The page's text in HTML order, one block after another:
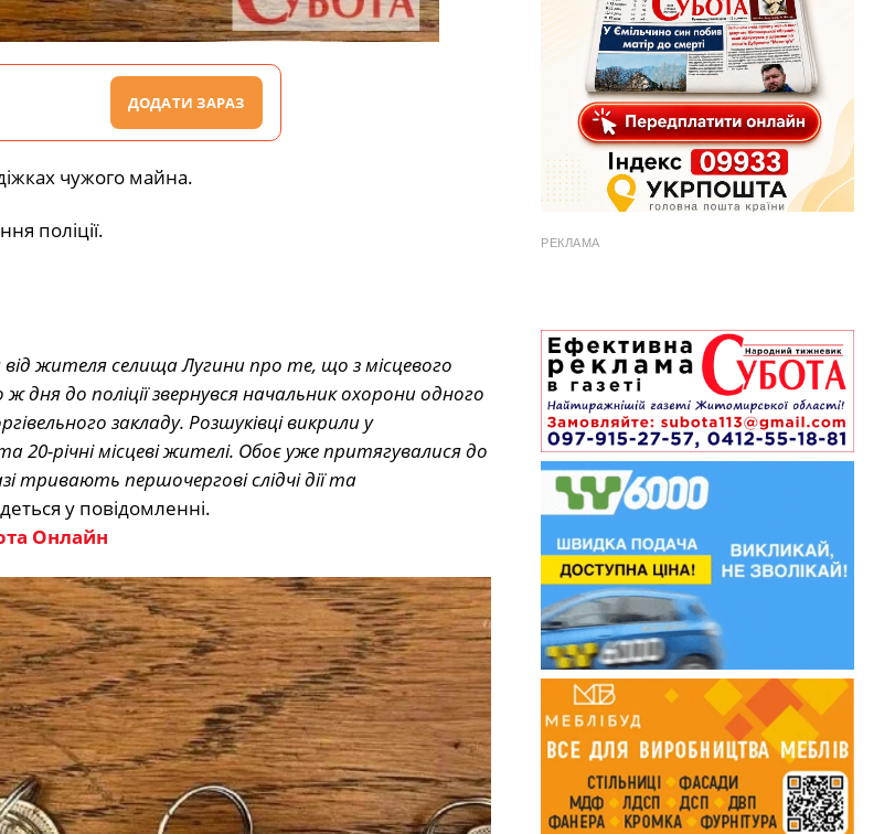
ДОДАТИ ЗАРАЗ
чужого майна.
поліції.
від жителя селища Лугини про те, що з місцевого
до поліції звернувся начальник охорони одного
закладу. Розшуківці викрили у
20-річні місцеві жителі. Обоє уже притягувалися до
тривають першочергові слідчі дії та
у повідомленні.
Онлайн
РЕКЛАМА